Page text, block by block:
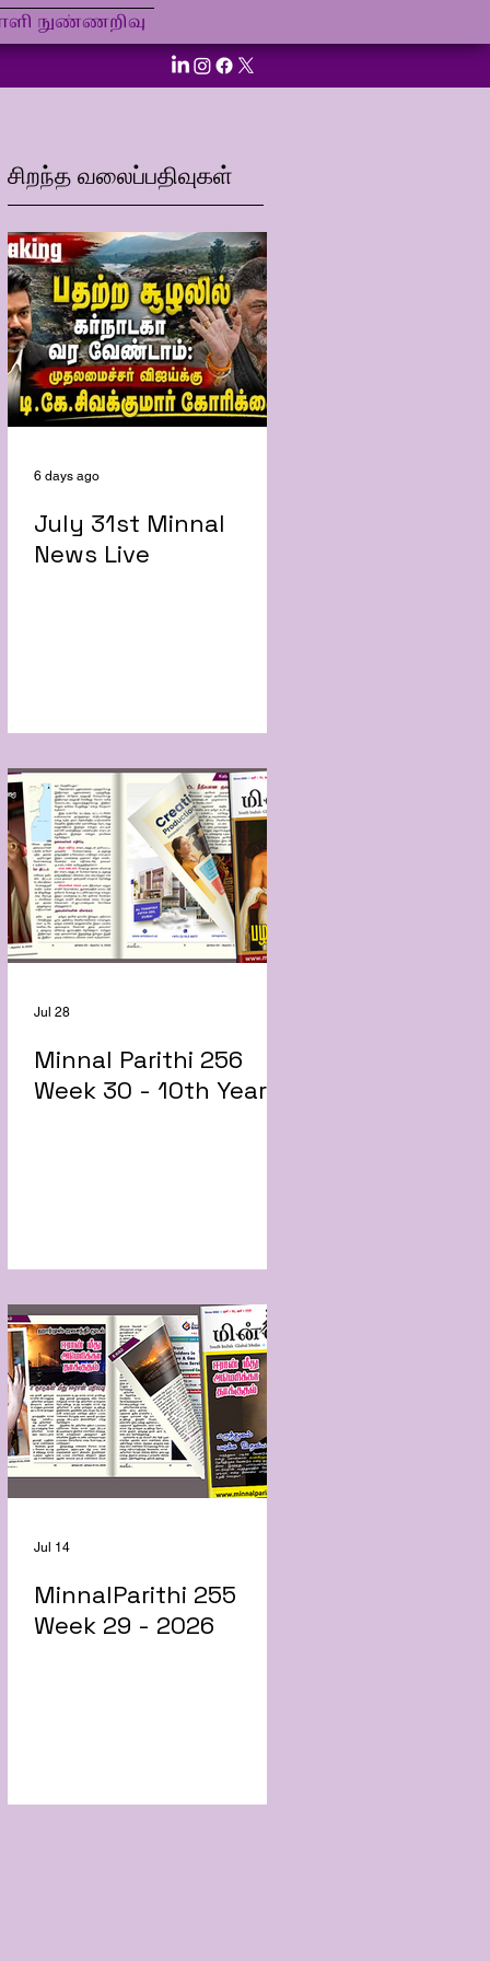
நுண்ணறிவு
சிறந்த வலைப்பதிவுகள்
July 31st Minnal
News Live
6 days ago
Minnal Parithi 256
Week 30 - 10th Year
Jul 28
MinnalParithi 255
Week 29 - 2026
Jul 14